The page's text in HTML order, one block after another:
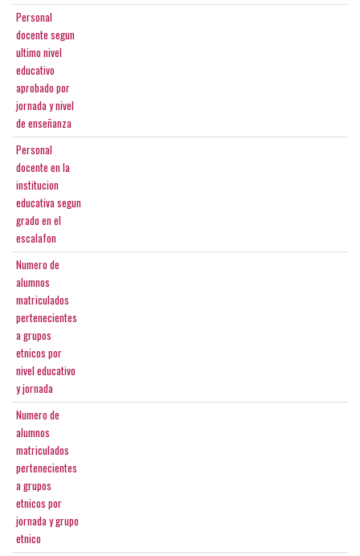
Personal
docente segun
ultimo nivel
educativo
aprobado por
jornada y nivel
de enseñanza
Personal
docente en la
institucion
educativa segun
grado en el
escalafon
Numero de
alumnos
matriculados
pertenecientes
a grupos
etnicos por
nivel educativo
y jornada
Numero de
alumnos
matriculados
pertenecientes
a grupos
etnicos por
jornada y grupo
etnico